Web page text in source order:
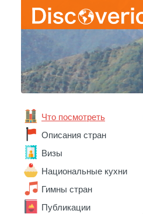
Что посмотреть
Описания стран
Визы
Национальные кухни
Гимны стран
Публикации